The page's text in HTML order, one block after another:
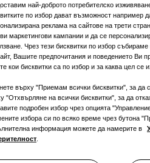
най-доброто потребителско
по избор дават възможност например
реклама на сайтове на трети
маркетингови кампании и да се
Чрез тези бисквитки по избор
Вашите предпочитания и поведението Ви
кои бисквитки са по избор и за каква цел се
върху "Приемам всички бисквитки", за да
"Отхвърляне на всички бисквитки", за да
подробен избор чрез опцията
избора си по всяко време чрез бутона
информация можете да намерите в